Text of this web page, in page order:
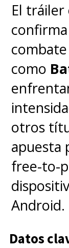
En el
suma a
voces
Elba
además
como
como el
El tráiler
como
otros
apuesta
free-to-
Android.
Datos